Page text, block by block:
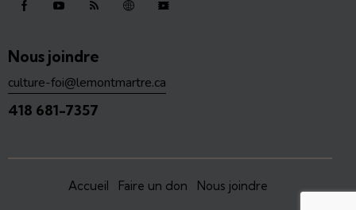
Nous joindre
culture-foi@lemontmartre.ca
418 681-7357
Accueil Faire un don Nous joindre